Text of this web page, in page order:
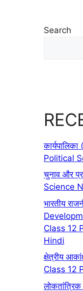
Search
Political
चुनाव और
Science
भारतीय
Class 12
Hindi
क्षेत्रीय
Class 12